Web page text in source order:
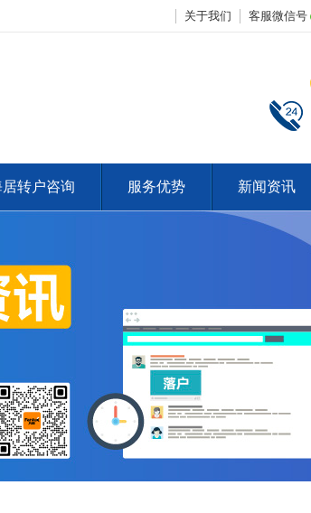
关于我们 客服微信号
居转户咨询 服务优势 新闻资讯